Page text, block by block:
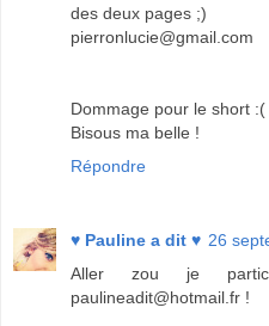
des deux pages ;)
pierronlucie@gmail.com
Dommage pour le short :(
Bisous ma belle !
Répondre
♥ Pauline a dit ♥ 26
Aller zou je
paulineadit@hotmail.fr !